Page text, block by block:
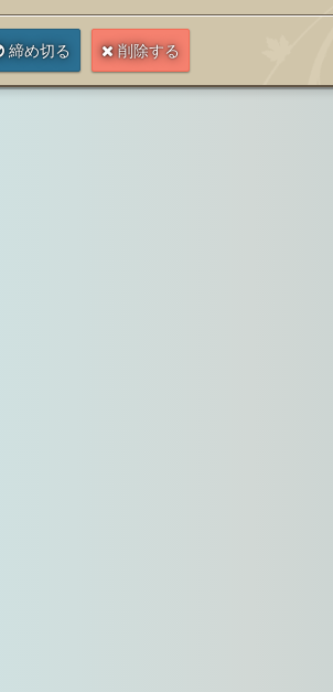
締め切る 削除する